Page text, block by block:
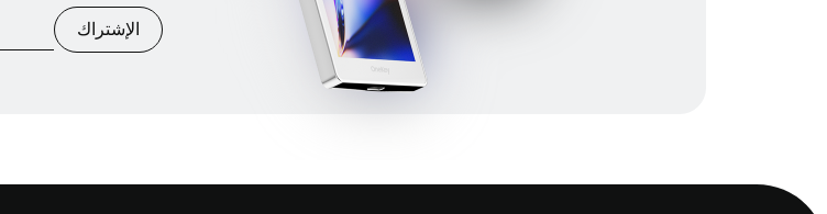
الإشتراك